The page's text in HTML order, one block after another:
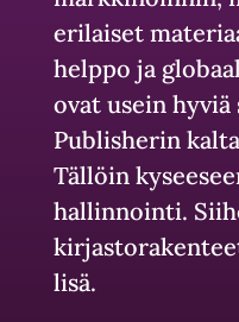
erilaiset
helppo ja
ovat usein hyviä
Publisherin
Tällöin
hallinnointi.
lisä.